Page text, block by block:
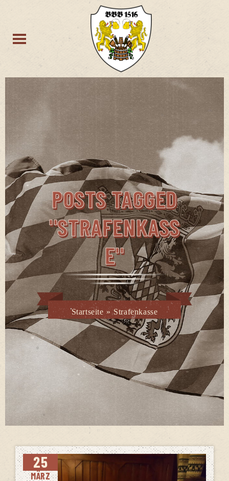
POSTS TAGGED
"STRAFENKASS
E"
Startseite »Strafenkasse
25
MÄRZ